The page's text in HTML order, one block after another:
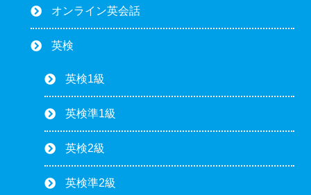
オンライン英会話
英検
英検1級
英検準1級
英検2級
英検準2級